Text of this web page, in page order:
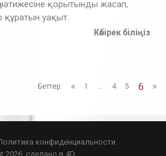
нәтижесіне қорытынды жасап,
құратын уақыт.
Көбірек біліңіз
Беттер: 1 4 5 6
конфиденциальности
2026, сделано в 4D